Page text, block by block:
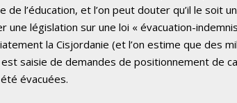
de l’éducation, et l’on peut douter qu’il le soit
une législation sur une loi « évacuation-
la Cisjordanie (et l’on estime que des
est saisie de demandes de positionnement de
évacuées.